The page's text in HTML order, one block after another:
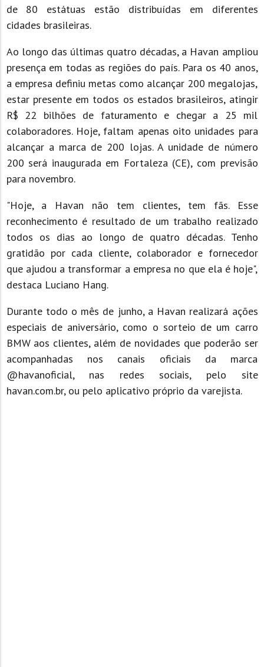
de 80 estátuas estão distribuídas em diferentes
cidades brasileiras.
Ao longo das últimas quatro décadas, a Havan ampliou
presença em todas as regiões do país. Para os 40 anos,
a empresa definiu metas como alcançar 200 megalojas,
estar presente em todos os estados brasileiros, atingir
R$ 22 bilhões de faturamento e chegar a 25 mil
colaboradores. Hoje, faltam apenas oito unidades para
alcançar a marca de 200 lojas. A unidade de número
200 será inaugurada em Fortaleza (CE), com previsão
para novembro.
"Hoje, a Havan não tem clientes, tem fãs. Esse
reconhecimento é resultado de um trabalho realizado
todos os dias ao longo de quatro décadas. Tenho
gratidão por cada cliente, colaborador e fornecedor
que ajudou a transformar a empresa no que ela é hoje",
destaca Luciano Hang.
Durante todo o mês de junho, a Havan realizará ações
especiais de aniversário, como o sorteio de um carro
BMW aos clientes, além de novidades que poderão ser
acompanhadas nos canais oficiais da marca
@havanoficial, nas redes sociais, pelo site
havan.com.br, ou pelo aplicativo próprio da varejista.